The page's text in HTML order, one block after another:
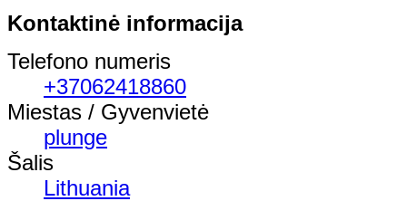
Kontaktinė informacija
Telefono numeris
+37062418860
Miestas / Gyvenvietė
plunge
Šalis
Lithuania